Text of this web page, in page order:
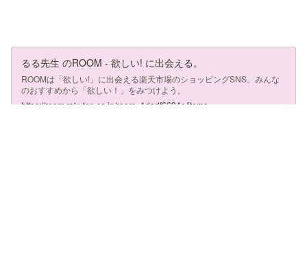
るる先生 のROOM - 欲しい! に出会える。
ROOMは「欲しい!」に出会える楽天市場のショッピングSNS。みんな
のおすすめから「欲しい！」をみつけよう。
https://room.rakuten.co.jp/room_1dedf6634e/items